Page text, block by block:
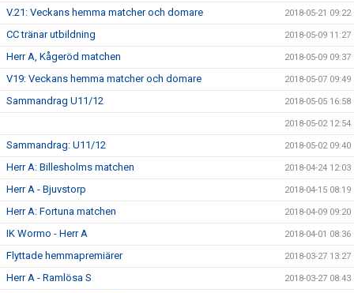
V.21: Veckans hemma matcher och domare 2018-05-21 09:22
CC tränar utbildning 2018-05-09 11:27
Herr A, Kågeröd matchen 2018-05-09 09:37
V19: Veckans hemma matcher och domare 2018-05-07 09:49
Sammandrag U11/12 2018-05-05 16:58
2018-05-02 12:54
Sammandrag: U11/12 2018-05-02 09:40
Herr A: Billesholms matchen 2018-04-24 12:03
Herr A - Bjuvstorp 2018-04-15 08:19
Herr A: Fortuna matchen 2018-04-09 09:20
IK Wormo - Herr A 2018-04-01 08:36
Flyttade hemmapremiärer 2018-03-27 13:27
Herr A - Ramlösa S 2018-03-27 08:43